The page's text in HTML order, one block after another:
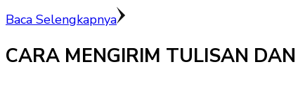
Baca Selengkapnya
CARA MENGIRIM TULISAN